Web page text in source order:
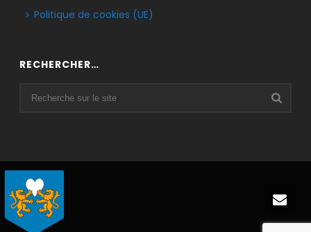
Politique de cookies (UE)
RECHERCHER…